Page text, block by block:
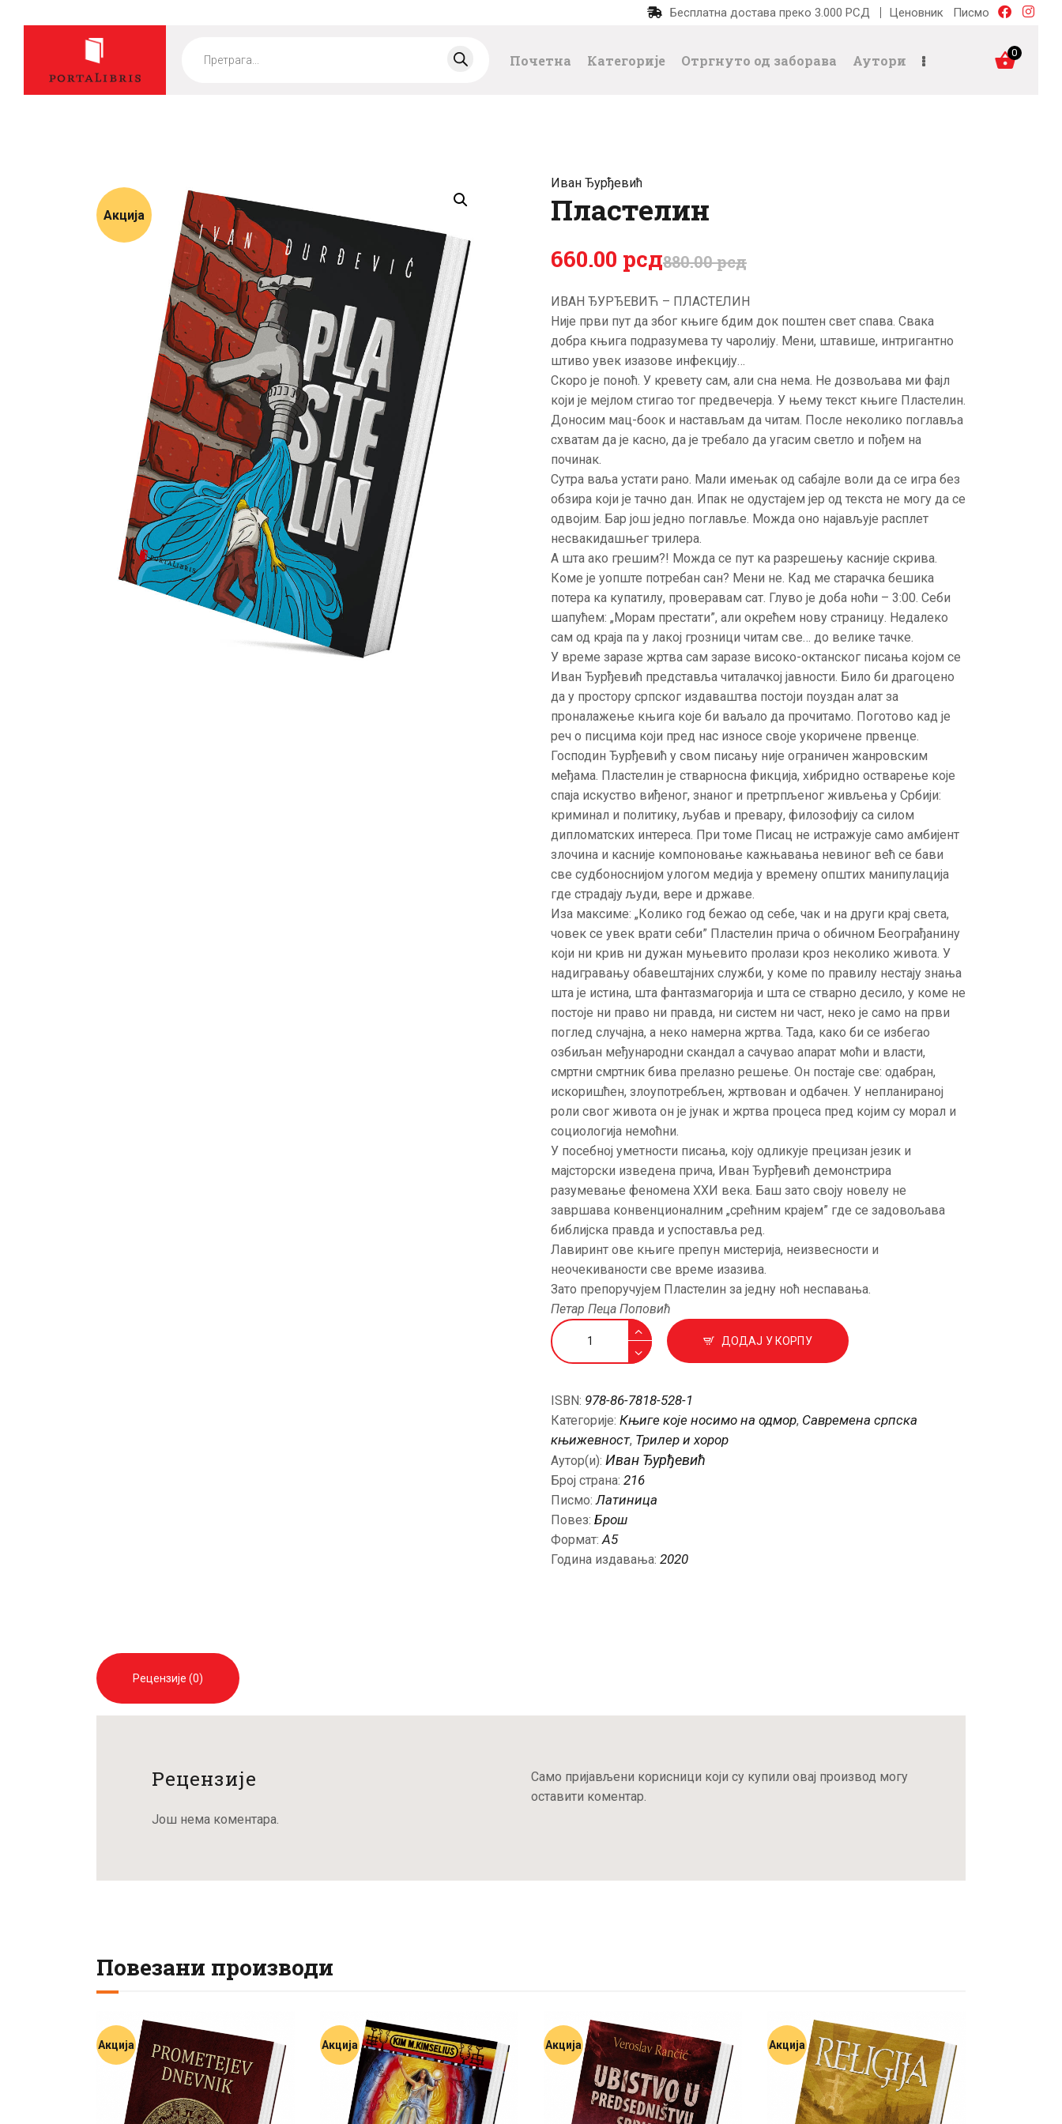
Бесплатна достава преко 3.000 РСД Ценовник Писмо
search
Почетна Категорије Отргнуто од заборава Аутори 0
КАТЕГОРИЈЕ
НОВЕ КЊИГЕ
ОТРГНУТО ОД
ЗАБОРАВА
АУТОРИ
АКТУЕЛНОСТИ
ЦЕНОВНИК
ПИСМО
Акција
Иван Ђурђевић
Пластелин
880.00рсд
660.00 рсд
ИВАН ЂУРЂЕВИЋ – ПЛАСТЕЛИН
Није први пут да због књиге бдим док поштен свет спава. Свака
добра књига подразумева ту чаролију. Мени, штавише, интригантно
штиво увек изазове инфекцију…
Скоро је поноћ. У кревету сам, али сна нема. Не дозвољава ми фајл
који је мејлом стигао тог предвечерја. У њему текст књиге Пластелин.
Доносим мац-боок и настављам да читам. После неколико поглавља
схватам да је касно, да је требало да угасим светло и пођем на
починак.
Сутра ваља устати рано. Мали имењак од сабајле воли да се игра без
обзира који је тачно дан. Ипак не одустајем јер од текста не могу да се
одвојим. Бар још једно поглавље. Можда оно најављује расплет
несвакидашњег трилера.
А шта ако грешим?! Можда се пут ка разрешењу касније скрива.
Коме је уопште потребан сан? Мени не. Кад ме старачка бешика
потера ка купатилу, проверавам сат. Глуво је доба ноћи – 3:00. Себи
шапућем: „Морам престати”, али окрећем нову страницу. Недалеко
сам од краја па у лакој грозници читам све… до велике тачке.
У време заразе жртва сам заразе високо-октанског писања којом се
Иван Ђурђевић представља читалачкој јавности. Било би драгоцено
да у простору српског издаваштва постоји поуздан алат за
проналажење књига које би ваљало да прочитамо. Поготово кад је
реч о писцима који пред нас износе своје укоричене првенце.
Господин Ђурђевић у свом писању није ограничен жанровским
међама. Пластелин је стварносна фикција, хибридно остварење које
спаја искуство виђеног, знаног и претрпљеног живљења у Србији:
криминал и политику, љубав и превару, филозофију са силом
дипломатских интереса. При томе Писац не истражује само амбијент
злочина и касније компоновање кажњавања невиног већ се бави
све судбоноснијом улогом медија у времену општих манипулација
где страдају људи, вере и државе.
Иза максиме: „Колико год бежао од себе, чак и на други крај света,
човек се увек врати себи” Пластелин прича о обичном Београђанину
који ни крив ни дужан муњевито пролази кроз неколико живота. У
надигравању обавештајних служби, у коме по правилу нестају знања
шта је истина, шта фантазмагорија и шта се стварно десило, у коме не
постоје ни право ни правда, ни систем ни част, неко је само на први
поглед случајна, а неко намерна жртва. Тада, како би се избегао
озбиљан међународни скандал а сачувао апарат моћи и власти,
смртни смртник бива прелазно решење. Он постаје све: одабран,
искоришћен, злоупотребљен, жртвован и одбачен. У непланираној
роли свог живота он је јунак и жртва процеса пред којим су морал и
социологија немоћни.
У посебној уметности писања, коју одликује прецизан језик и
мајсторски изведена прича, Иван Ђурђевић демонстрира
разумевање феномена XXИ века. Баш зато своју новелу не
завршава конвенционалним „срећним крајем” где се задовољава
библијска правда и успоставља ред.
Лавиринт ове књиге препун мистерија, неизвесности и
неочекиваности све време изазива.
Зато препоручујем Пластелин за једну ноћ неспавања.
Петар Пеца Поповић
Пластелин
количина
ДОДАЈ У КОРПУ
ISBN: 978-86-7818-528-1
Категорије: Књиге које носимо на одмор, Савремена српска
књижевност, Трилер и хорор
Аутор(и): Иван Ђурђевић
Број страна: 216
Писмо:Латиница
Повез: Брош
Формат:A5
Година издавања: 2020
Рецензије (0)
Рецензије
Још нема коментара.
Само пријављени корисници који су купили овај производ могу
оставити коментар.
Повезани производи
Акција Акција Акција Акција